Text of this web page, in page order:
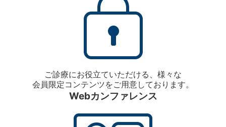
ご診療にお役立ていただける、様々な
会員限定コンテンツをご用意しております。
Webカンファレンス